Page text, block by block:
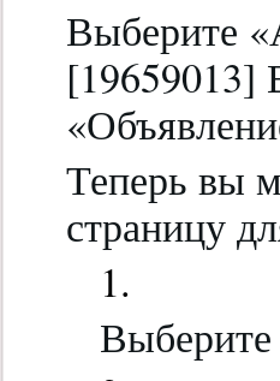
Выберите
[19659013]
Теперь вы
страницу